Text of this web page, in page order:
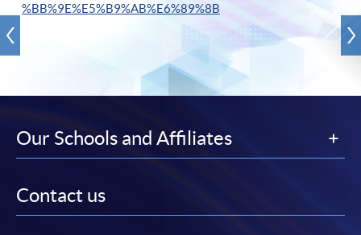
%BB%9E%E5%B9%AB%E6%89%8B
Our Schools and Affiliates
Contact us